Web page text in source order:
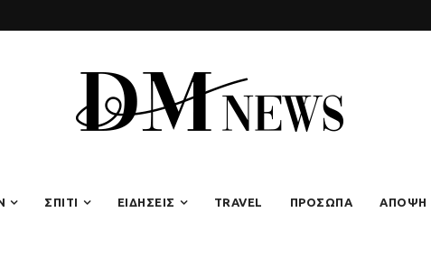
ΣΠΙΤΙ ΕΙΔΗΣΕΙΣ TRAVEL ΠΡΟΣΩΠΑ ΑΠΟΨΗ